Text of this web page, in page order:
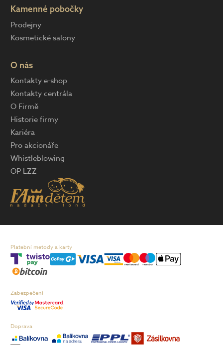
Kamenné pobočky
Prodejny
Kosmetické salony
O nás
Kontakty e-shop
Kontakty centrála
O Firmě
Historie firmy
Kariéra
Pro akcionáře
Whistleblowing
OP LZZ
Platební metody a karty
Zabezpečení
Doprava